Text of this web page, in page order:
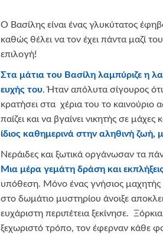
Ο Βασίλης είναι ένας γλυκύτατος
καθώς θέλει να τον έχει πάντα μαζί
επιλογή!
Στα μάτια του Βασίλη λαμπύριζε η
ευχής του. Ήταν απόλυτα σίγουρος
κρατήσει στα χέρια του το
παίζει και να βγαίνει νικητής σε μάχες
ίδιος καθημερινά στην αληθινή ζωή,
Νεράιδες και ξωτικά οργάνωσαν τα
Μια μέρα γεμάτη δράση και
υπόθεση. Μόνο ένας γνήσιος
στο δωμάτιο μυστηρίου άνοιξε
ευχάριστη περιπέτεια ξεκίνησε.
ξεχωριστό τρόπο, τον έφερναν κάθε